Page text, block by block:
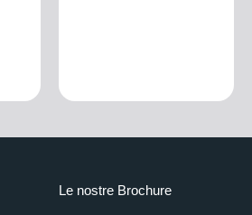
Le nostre Brochure